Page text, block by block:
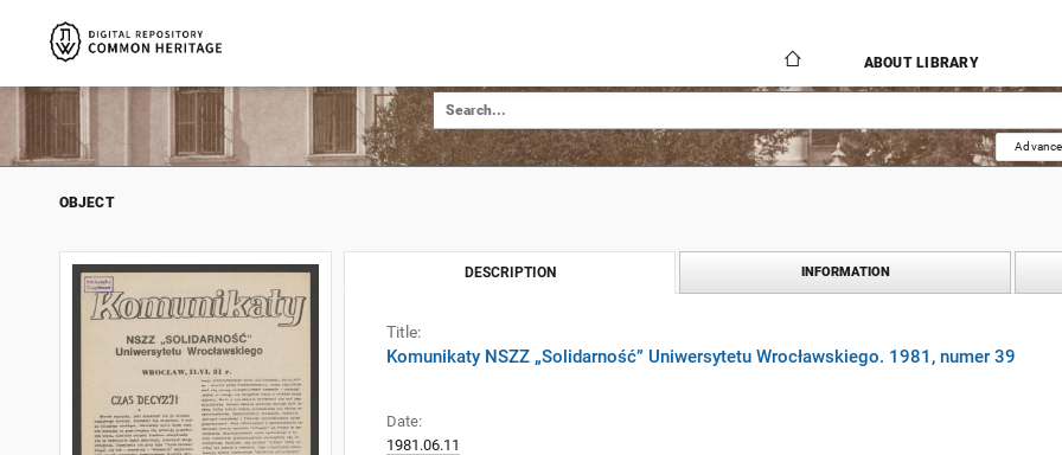
ABOUT LIBRARY
OBJECT
DESCRIPTION INFORMATION
Title:
Komunikaty NSZZ „Solidarność” Uniwersytetu Wrocławskiego. 1981, numer 39
Date:
1981.06.11